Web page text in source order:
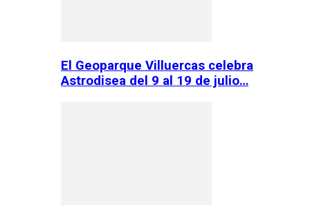
El Geoparque Villuercas celebra
Astrodisea del 9 al 19 de julio…